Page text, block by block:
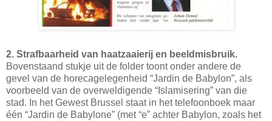
2. Strafbaarheid van haatzaaierij en beeldmisbruik.
Bovenstaand stukje uit de folder toont onder andere de
gevel van de horecagelegenheid “Jardin de Babylon”, als
voorbeeld van de overweldigende “Islamisering” van die
stad. In het Gewest Brussel staat in het telefoonboek maar
één “Jardin de Babylone” (met “e” achter Babylon, zoals het